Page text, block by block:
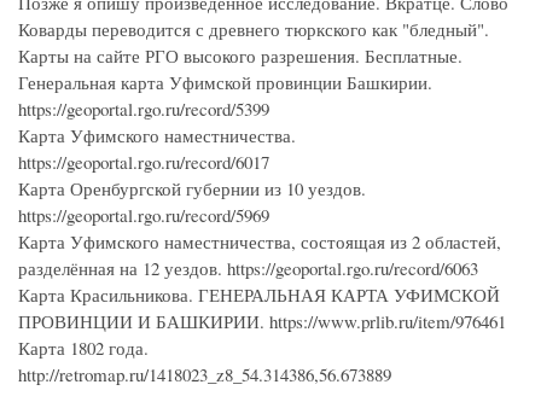
Коварды переводится с древнего тюркского как "бледный".
Карты на сайте РГО высокого разрешения. Бесплатные.
Генеральная карта Уфимской провинции Башкирии.
https://geoportal.rgo.ru/record/5399
Карта Уфимского наместничества.
https://geoportal.rgo.ru/record/6017
Карта Оренбургской губернии из 10 уездов.
https://geoportal.rgo.ru/record/5969
Карта Уфимского наместничества, состоящая из 2 областей,
разделённая на 12 уездов. https://geoportal.rgo.ru/record/6063
Карта Красильникова. ГЕНЕРАЛЬНАЯ КАРТА УФИМСКОЙ
ПРОВИНЦИИ И БАШКИРИИ. https://www.prlib.ru/item/976461
Карта 1802 года.
http://retromap.ru/1418023_z8_54.314386,56.673889